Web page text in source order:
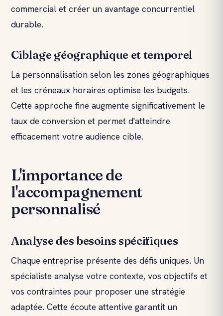
commercial et créer un avantage concurrentiel
durable.
Ciblage géographique et temporel
La personnalisation selon les zones géographiques
et les créneaux horaires optimise les budgets.
Cette approche fine augmente significativement le
taux de conversion et permet d'atteindre
efficacement votre audience cible.
L'importance de
l'accompagnement
personnalisé
Analyse des besoins spécifiques
Chaque entreprise présente des défis uniques. Un
spécialiste analyse votre contexte, vos objectifs et
vos contraintes pour proposer une stratégie
adaptée. Cette écoute attentive garantit un